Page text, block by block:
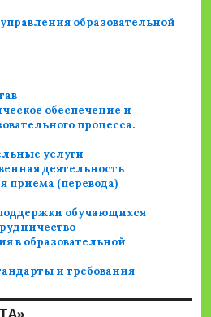
образовательной
обеспечение и
процесса.
услуги
деятельность
приема (перевода)
обучающихся
в образовательной
и требования